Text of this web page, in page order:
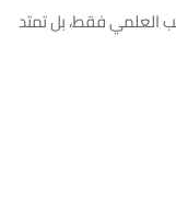
العلمي فقط، بل تمتد